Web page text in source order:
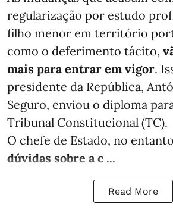
regularização por estudo
filho menor em território
como o deferimento tácito,
mais para entrar em vigor.
presidente da República,
Seguro, enviou o diploma
Tribunal Constitucional (TC).
O chefe de Estado, no
dúvidas sobre a c ...
Read More